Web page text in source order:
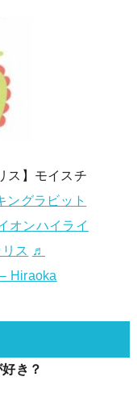
ス】モイスチ
ングラビット
オンハイライ
ス ♬
Hiraoka
き？